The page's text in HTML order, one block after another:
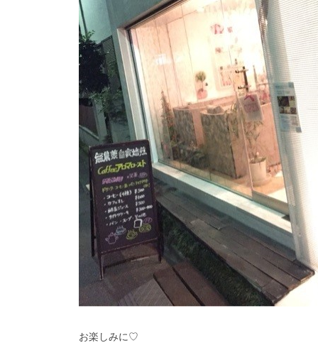
お楽しみに♡